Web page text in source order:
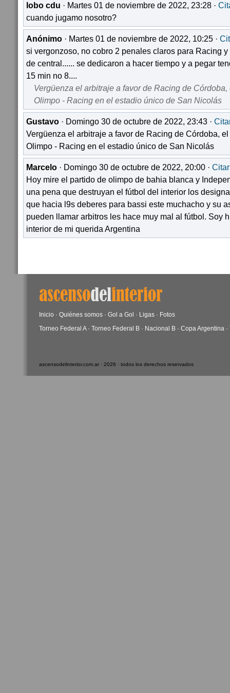
lobo cdu · Martes 01 de noviembre de 2022, 23:28 ·
cuando jugamo nosotro?
Anónimo · Martes 01 de noviembre de 2022, 10:25 ·
si vergonzoso, no cobro 2 penales claros para Racing
de central...... se dedicaron a hacer tiempo y a pegar
15 min no 8....
Vergüenza el arbitraje a favor de Racing de
Olimpo - Racing en el estadio único de San Nicolás
Gustavo · Domingo 30 de octubre de 2022, 23:43 ·
Vergüenza el arbitraje a favor de Racing de Córdoba,
Olimpo - Racing en el estadio único de San Nicolás
Marcelo · Domingo 30 de octubre de 2022, 20:00 · Citar
Hoy mire el partido de olimpo de bahia blanca y
una pena que destruyan el fútbol del interior los
que hacia l9s deberes para bassi este muchacho y su
pueden llamar arbitros les hace muy mal al fútbol. Soy
interior de mi querida Argentina
Inicio · Quiénes somos · Gol a Gol · Ligas · Fotos
Torneo Federal A· Torneo Federal B · Nacional B · Copa Argentina ·
ascensodelinterior.com.ar · 2026 · todos los derechos reservados